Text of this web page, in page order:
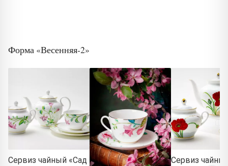
Форма «Весенняя-2»
Сервиз чайный «Сад
Сервиз